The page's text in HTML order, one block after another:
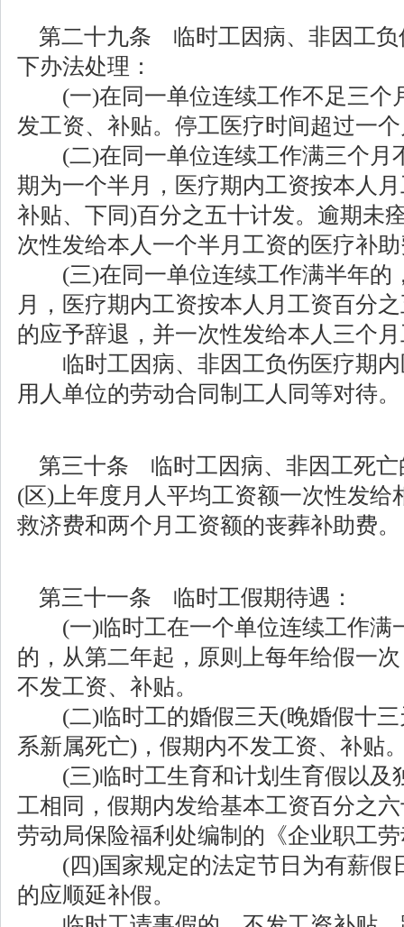
第二十九条 临时工因病、非因工负
下办法处理：
(一)在同一单位连续工作不足三个
发工资、补贴。停工医疗时间超过一
(二)在同一单位连续工作满三个月
期为一个半月，医疗期内工资按本人
补贴、下同)百分之五十计发。逾期未
次性发给本人一个半月工资的医疗补
(三)在同一单位连续工作满半年的
月，医疗期内工资按本人月工资百分
的应予辞退，并一次性发给本人三个
临时工因病、非因工负伤医疗期内
用人单位的劳动合同制工人同等对待。
第三十条 临时工因病、非因工死亡
(区)上年度月人平均工资额一次性发给
救济费和两个月工资额的丧葬补助费。
第三十一条 临时工假期待遇：
(一)临时工在一个单位连续工作满
的，从第二年起，原则上每年给假一
不发工资、补贴。
(二)临时工的婚假三天(晚婚假十三
系新属死亡)，假期内不发工资、补贴
(三)临时工生育和计划生育假以及
工相同，假期内发给基本工资百分之
劳动局保险福利处编制的《企业职工
(四)国家规定的法定节日为有薪假
的应顺延补假。